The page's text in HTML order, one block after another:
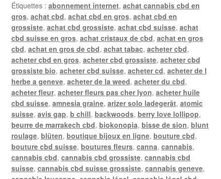
Étiquettes : abonnement internet, achat cannabis cbd en
gros, achat cbd, achat cbd en gros, achat cbd en
grossiste, achat cbd grossiste, achat cbd suisse, achat
cbd suisse en gros, achat cristaux de cbd, achat en gros
cbd, achat en gros de cbd, achat tabac, acheter cbd,
acheter cbd en gros, acheter cbd grossiste, acheter cbd
grossiste bio, acheter cbd suisse, acheter cd, acheter de l
herbe a geneve, acheter de la weed, acheter du cbd,
acheter fleur, acheter fleurs pas cher lyon, acheter huile
cbd suisse, amnesia graine, arizer solo ladegerät, atomic
suisse, avis gap, b chill, backwoods, berry love lollipop,
beurre de marrakech cbd, biokonopia, bisse de sion, blunt
roulage, blüten, boutique bijoux en ligne, bouture cbd,
bouture cbd suisse, boutures fleurs, canna, cannabis,
cannabis cbd, cannabis cbd grossiste, cannabis cbd
suisse, cannabis cbd suisse grossiste, cannabis geneve,